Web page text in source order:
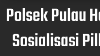
Polsek Pulau
Sosialisasi